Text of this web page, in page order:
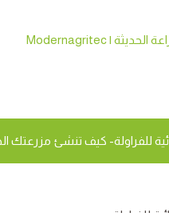
للفراولة- كيف تنشئ مزرعتك